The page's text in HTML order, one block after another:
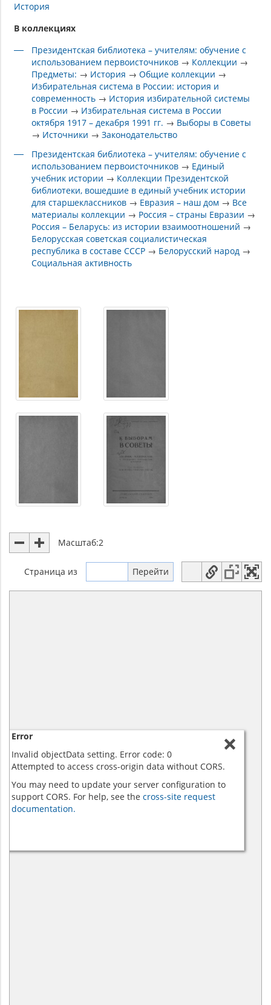
История
В коллекциях
Президентская библиотека – учителям: обучение с
использованием первоисточников → Коллекции →
Предметы: → История →Общие коллекции →
Избирательная система в России: история и
современность → История избирательной системы
в России → Избирательная система в России
октября 1917 – декабря 1991 гг. → Выборы в Советы
→ Источники →Законодательство
Президентская библиотека – учителям: обучение с
использованием первоисточников → Единый
учебник истории → Коллекции Президентской
библиотеки, вошедшие в единый учебник истории
для старшеклассников → Евразия – наш дом → Все
материалы коллекции → Россия – страны Евразии →
Россия – Беларусь: из истории взаимоотношений →
Белорусская советская социалистическая
республика в составе СССР → Белорусский народ →
Социальная активность
Масштаб:2
Страница из
Error
Invalid objectData setting. Error code: 0
Attempted to access cross-origin data without CORS.
You may need to update your server configuration to
support CORS. For help, see the cross-site request
documentation.